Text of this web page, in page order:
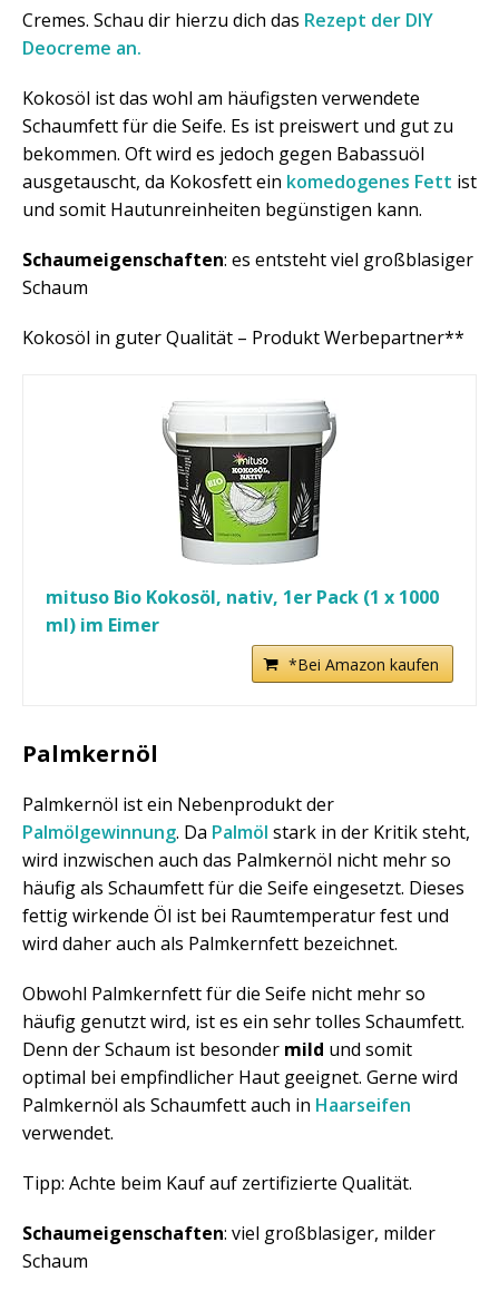
Cremes. Schau dir hierzu dich das Rezept der DIY
Deocreme an.
Kokosöl ist das wohl am häufigsten verwendete
Schaumfett für die Seife. Es ist preiswert und gut zu
bekommen. Oft wird es jedoch gegen Babassuöl
ausgetauscht, da Kokosfett ein komedogenes Fett ist
und somit Hautunreinheiten begünstigen kann.
Schaumeigenschaften: es entsteht viel großblasiger
Schaum
Kokosöl in guter Qualität – Produkt Werbepartner**
mituso Bio Kokosöl, nativ, 1er Pack (1 x 1000
ml) im Eimer
*Bei Amazon kaufen
Palmkernöl
Palmkernöl ist ein Nebenprodukt der
Palmölgewinnung. Da Palmöl stark in der Kritik steht,
wird inzwischen auch das Palmkernöl nicht mehr so
häufig als Schaumfett für die Seife eingesetzt. Dieses
fettig wirkende Öl ist bei Raumtemperatur fest und
wird daher auch als Palmkernfett bezeichnet.
Obwohl Palmkernfett für die Seife nicht mehr so
häufig genutzt wird, ist es ein sehr tolles Schaumfett.
Denn der Schaum ist besonder mild und somit
optimal bei empfindlicher Haut geeignet. Gerne wird
Palmkernöl als Schaumfett auch in Haarseifen
verwendet.
Tipp: Achte beim Kauf auf zertifizierte Qualität.
Schaumeigenschaften: viel großblasiger, milder
Schaum